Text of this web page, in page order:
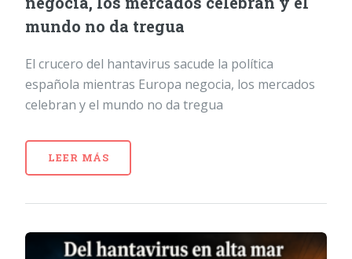
mundo no da tregua
El crucero del hantavirus sacude la política
española mientras Europa negocia, los mercados
celebran y el mundo no da tregua
LEER MÁS